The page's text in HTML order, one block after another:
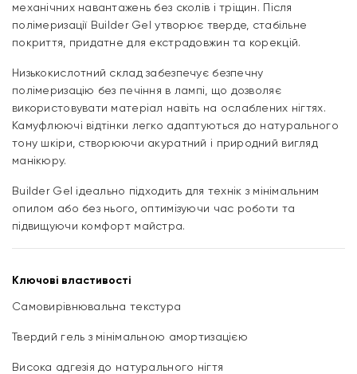
механічних навантажень без сколів і тріщин. Після
полімеризації Builder Gel утворює тверде, стабільне
покриття, придатне для екстрадовжин та корекцій.
Низькокислотний склад забезпечує безпечну
полімеризацію без печіння в лампі, що дозволяє
використовувати матеріал навіть на ослаблених нігтях.
Камуфлюючі відтінки легко адаптуються до натурального
тону шкіри, створюючи акуратний і природний вигляд
манікюру.
Builder Gel ідеально підходить для технік з мінімальним
опилом або без нього, оптимізуючи час роботи та
підвищуючи комфорт майстра.
Ключові властивості
Самовирівнювальна текстура
Твердий гель з мінімальною амортизацією
Висока адгезія до натурального нігтя